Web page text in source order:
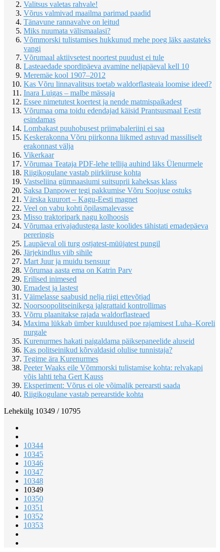
Valitsus valetas rahvale!
Võrus valmivad maailma parimad paadid
Tänavune rannavalve on leitud
Miks nuumata välismaalasi?
Võmmorski tulistamises hukkunud mehe poeg läks aastateks
vangi
Võrumaal aktiivsetest noortest puudust ei tule
Lasteaedade spordipäeva avamine neljapäeval kell 10
Meremäe kool 1907–2012
Kas Võru linnavalitsus toetab waldorflasteaia loomise ideed?
Inara Luigas – malbe mässaja
Essee nimetutest koertest ja nende matmispaikadest
Võrumaa oma toidu edendajad käisid Prantsusmaal Eestit
esindamas
Lombakast puuhobusest priimabaleriini ei saa
Keskerakonna Võru piirkonna liikmed astuvad massiliselt
erakonnast välja
Vikerkaar
Võrumaa Teataja PDF-lehe tellija auhind läks Ülenurmele
Riigikogulane vastab piirkiiruse kohta
Vastseliina gümnaasiumi suitsuprii kaheksas klass
Saksa Danpower tegi pakkumise Võru Soojuse ostuks
Värska kuurort – Kagu-Eesti magnet
Veel on vabu kohti õpilasmalevasse
Misso traktoripark nagu kolhoosis
Võrumaa erivajadustega laste koolides tähistati emadepäeva
pereringis
Laupäeval oli turg ostjatest-müüjatest pungil
Järjekindlus viib sihile
Mart Juur ja muidu tsensuur
Võrumaa aasta ema on Katrin Parv
Erilised inimesed
Emadest ja lastest
Väimelasse saabusid nelja riigi ettevõtjad
Noorsoopolitseinikega jalgrattaid kontrollimas
Võrru plaanitakse rajada waldorflasteaed
Maxima lükkab ümber kuuldused poe rajamisest Luha–Koreli
nurgale
Kurenurmes hakati paigaldama päiksepaneelide aluseid
Kas politseinikud kõrvaldasid olulise tunnistaja?
Tegime ära Kurenurmes
Peeter Waaks eile Võmmorski tulistamise kohta: relvakapi
võis lahti teha Gert Kauss
Eksperiment: Võrus ei ole võimalik perearsti saada
Riigikogulane vastab perearstide kohta
Lehekülg 10349 / 10795
10344
10345
10346
10347
10348
10349
10350
10351
10352
10353